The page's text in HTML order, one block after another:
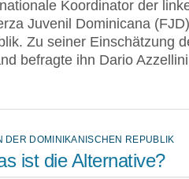
Koordinator der
Juvenil Dominicana
Zu seiner Einschätzung
befragte ihn Dario
DER DOMINIKANISCHEN REPUBLIK
ist die Alternative?